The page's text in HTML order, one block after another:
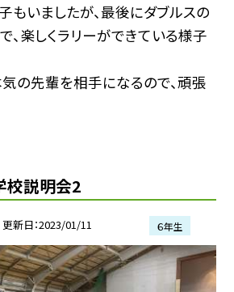
もいましたが、最後にダブルスの
、楽しくラリーができている様子
の先輩を相手になるので、頑張
校説明会2
更新日 2023/01/11 ６年生